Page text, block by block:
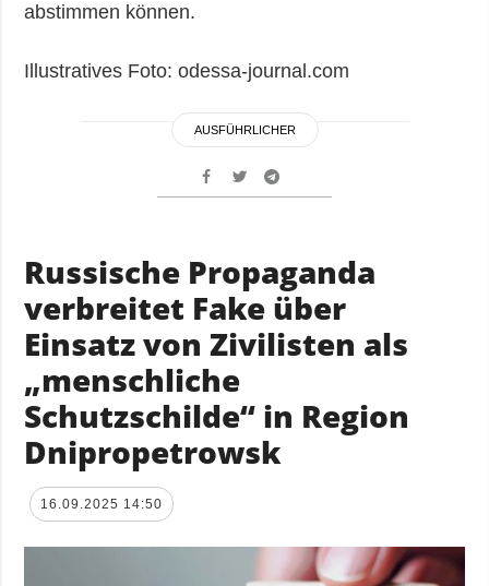
abstimmen können.
Illustratives Foto: odessa-journal.com
AUSFÜHRLICHER
Russische Propaganda
verbreitet Fake über
Einsatz von Zivilisten als
„menschliche
Schutzschilde“ in Region
Dnipropetrowsk
16.09.2025 14:50